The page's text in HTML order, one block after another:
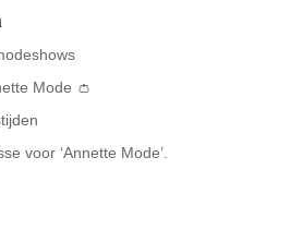
Mode 👛
voor ‘Annette Mode’.